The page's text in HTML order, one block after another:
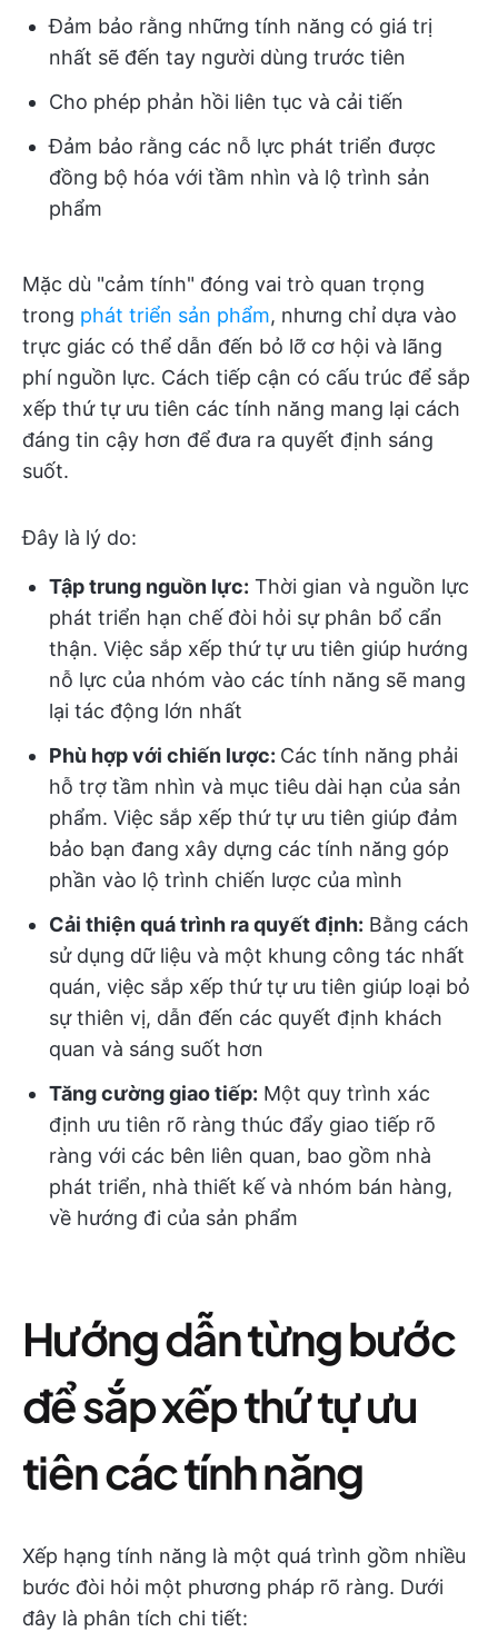
Đảm bảo rằng những tính năng có giá trị
nhất sẽ đến tay người dùng trước tiên
Cho phép phản hồi liên tục và cải tiến
Đảm bảo rằng các nỗ lực phát triển được
đồng bộ hóa với tầm nhìn và lộ trình sản
phẩm
Mặc dù "cảm tính" đóng vai trò quan trọng
trong phát triển sản phẩm, nhưng chỉ dựa vào
trực giác có thể dẫn đến bỏ lỡ cơ hội và lãng
phí nguồn lực. Cách tiếp cận có cấu trúc để sắp
xếp thứ tự ưu tiên các tính năng mang lại cách
đáng tin cậy hơn để đưa ra quyết định sáng
suốt.
Đây là lý do:
Tập trung nguồn lực: Thời gian và nguồn lực
phát triển hạn chế đòi hỏi sự phân bổ cẩn
thận. Việc sắp xếp thứ tự ưu tiên giúp hướng
nỗ lực của nhóm vào các tính năng sẽ mang
lại tác động lớn nhất
Phù hợp với chiến lược: Các tính năng phải
hỗ trợ tầm nhìn và mục tiêu dài hạn của sản
phẩm. Việc sắp xếp thứ tự ưu tiên giúp đảm
bảo bạn đang xây dựng các tính năng góp
phần vào lộ trình chiến lược của mình
Cải thiện quá trình ra quyết định: Bằng cách
sử dụng dữ liệu và một khung công tác nhất
quán, việc sắp xếp thứ tự ưu tiên giúp loại bỏ
sự thiên vị, dẫn đến các quyết định khách
quan và sáng suốt hơn
Tăng cường giao tiếp: Một quy trình xác
định ưu tiên rõ ràng thúc đẩy giao tiếp rõ
ràng với các bên liên quan, bao gồm nhà
phát triển, nhà thiết kế và nhóm bán hàng,
về hướng đi của sản phẩm
Hướng dẫn từng bước
để sắp xếp thứ tự ưu
tiên các tính năng
Xếp hạng tính năng là một quá trình gồm nhiều
bước đòi hỏi một phương pháp rõ ràng. Dưới
đây là phân tích chi tiết: